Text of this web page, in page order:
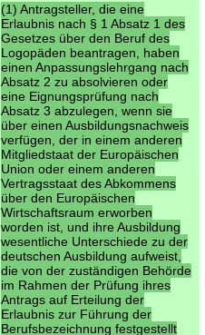
(1) Antragsteller, die eine
Erlaubnis nach § 1 Absatz 1 des
Gesetzes über den Beruf des
Logopäden beantragen, haben
einen Anpassungslehrgang nach
Absatz 2 zu absolvieren oder
eine Eignungsprüfung nach
Absatz 3 abzulegen, wenn sie
über einen Ausbildungsnachweis
verfügen, der in einem anderen
Mitgliedstaat der Europäischen
Union oder einem anderen
Vertragsstaat des Abkommens
über den Europäischen
Wirtschaftsraum erworben
worden ist, und ihre Ausbildung
wesentliche Unterschiede zu der
deutschen Ausbildung aufweist,
die von der zuständigen Behörde
im Rahmen der Prüfung ihres
Antrags auf Erteilung der
Erlaubnis zur Führung der
Berufsbezeichnung festgestellt